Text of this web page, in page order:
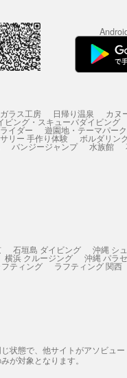
ラス工房 日帰り温泉 カヌ
ビング・スキューバダイビング
イダー 遊園地・テーマパーク
リー 手作り体験 ボルダリン
バンジージャンプ 水族館
石垣島 ダイビング 沖縄 シ
横浜 クルージング 沖縄 パラ
ティング ラフティング 関西
状態で、他サイトがアソビュ
が対象となります。